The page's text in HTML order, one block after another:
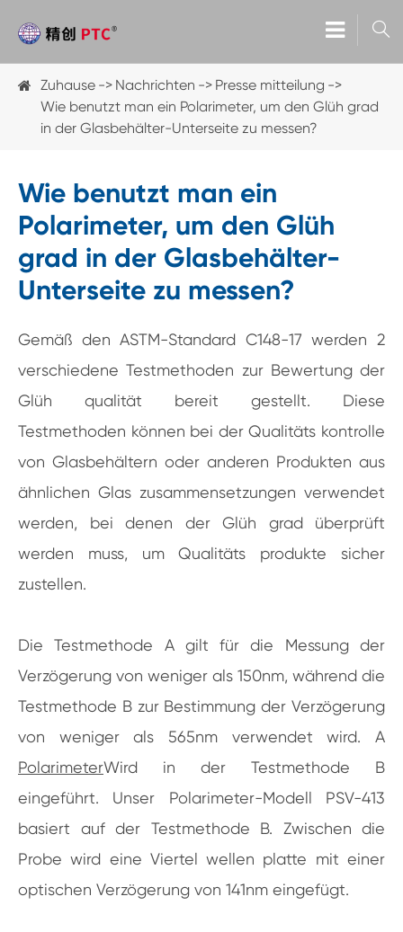

Zuhause Nachrichten
Presse mitteilung
Wie benutzt man ein Polarimeter, um den Glüh grad
in der Glasbehälter-Unterseite zu messen?
Wie benutzt man ein
Polarimeter, um den Glüh
grad in der Glasbehälter-
Unterseite zu messen?
Gemäß den ASTM-Standard C148-17 werden 2
verschiedene Testmethoden zur Bewertung der
Glüh qualität bereit gestellt. Diese
Testmethoden können bei der Qualitäts kontrolle
von Glasbehältern oder anderen Produkten aus
ähnlichen Glas zusammensetzungen verwendet
werden, bei denen der Glüh grad überprüft
werden muss, um Qualitäts produkte sicher
zustellen.
Die Testmethode A gilt für die Messung der
Verzögerung von weniger als 150nm, während die
Testmethode B zur Bestimmung der Verzögerung
von weniger als 565nm verwendet wird. A
PolarimeterWird in der Testmethode B
eingeführt. Unser Polarimeter-Modell PSV-413
basiert auf der Testmethode B. Zwischen die
Probe wird eine Viertel wellen platte mit einer
optischen Verzögerung von 141nm eingefügt.